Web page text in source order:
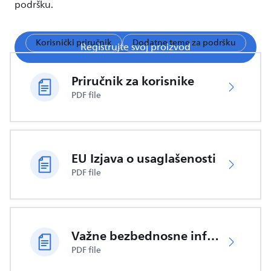
podršku.
Registrujte svoj proizvod
Korisnički priručnik Dodatne teme za podršku
Priručnik za korisnike
PDF file
EU Izjava o usaglašenosti
PDF file
Važne bezbednosne informacije
PDF file